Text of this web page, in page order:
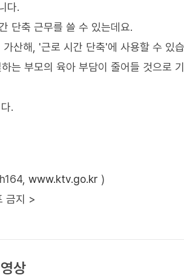
다.
단축 근무를 쓸 수 있는데요.
산해, '근로 시간 단축'에 사용할 수 있
는 부모의 육아 부담이 줄어들 것으로
.
www.ktv.go.kr )
금지 >
상